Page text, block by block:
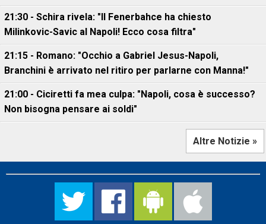
21:30 - Schira rivela: "Il Fenerbahce ha chiesto
Milinkovic-Savic al Napoli! Ecco cosa filtra"
21:15 - Romano: "Occhio a Gabriel Jesus-Napoli,
Branchini è arrivato nel ritiro per parlarne con Manna!"
21:00 - Ciciretti fa mea culpa: "Napoli, cosa è successo?
Non bisogna pensare ai soldi"
Altre Notizie »